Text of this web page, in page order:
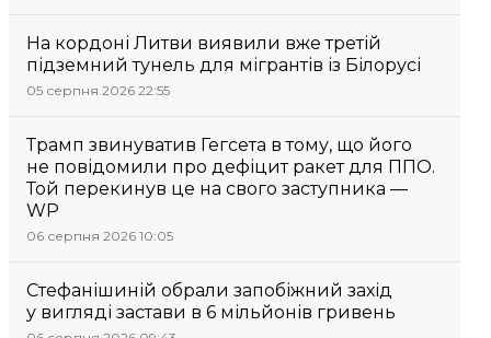
На кордоні Литви виявили вже третій
підземний тунель для мігрантів із Білорусі
05 серпня 2026 22:55
Трамп звинуватив Гегсета в тому, що його
не повідомили про дефіцит ракет для ППО.
Той перекинув це на свого заступника —
WP
06 серпня 2026 10:05
Стефанішиній обрали запобіжний захід
у вигляді застави в 6 мільйонів гривень